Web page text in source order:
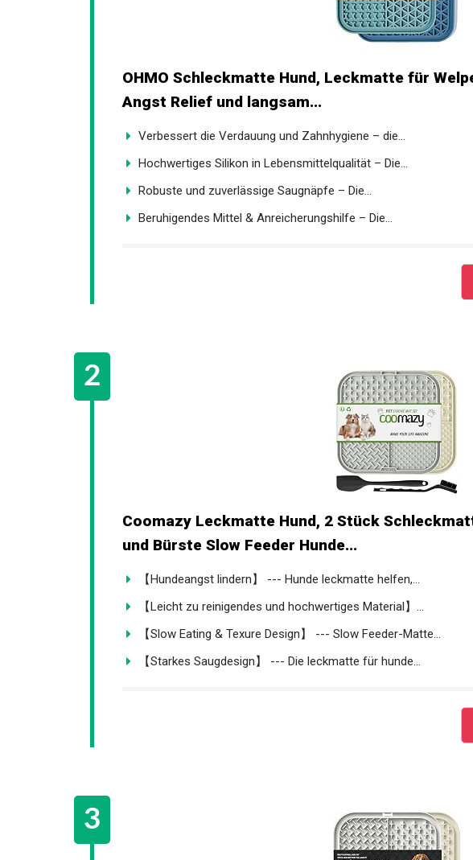
OHMO Schleckmatte Hund, Leckmatte für
Angst Relief und langsam...
Verbessert die Verdauung und Zahnhygiene – die...
Hochwertiges Silikon in Lebensmittelqualität – Die...
Robuste und zuverlässige Saugnäpfe – Die...
Beruhigendes Mittel & Anreicherungshilfe – Die...
Coomazy Leckmatte Hund, 2 Stück
und Bürste Slow Feeder Hunde...
【Hundeangst lindern】 --- Hunde leckmatte helfen,...
【Leicht zu reinigendes und hochwertiges Material】...
【Slow Eating & Texure Design】 --- Slow Feeder-Matte...
【Starkes Saugdesign】 --- Die leckmatte für hunde...